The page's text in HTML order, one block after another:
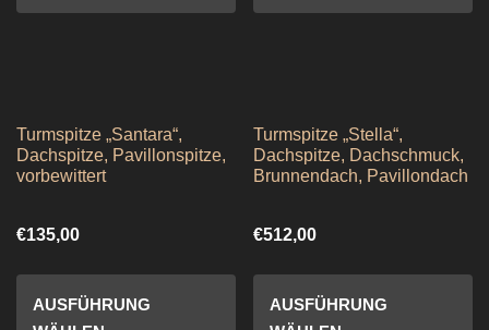
Turmspitze „Santara“,
Dachspitze, Pavillonspitze,
vorbewittert
€135,00
AUSFÜHRUNG
Turmspitze „Stella“,
Dachspitze, Dachschmuck,
Brunnendach, Pavillondach
€512,00
AUSFÜHRUNG